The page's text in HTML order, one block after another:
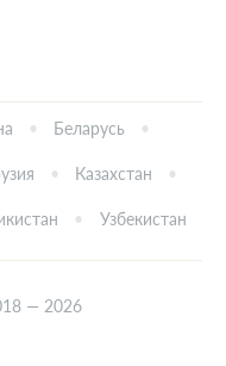
Беларусь
Казахстан
Узбекистан
— 2026